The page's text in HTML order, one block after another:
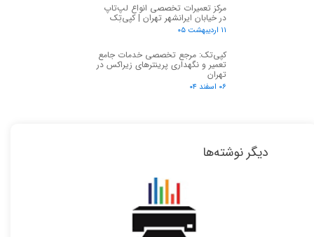
مرکز تعمیرات تخصصی انواع لپ‌تاپ
در خیابان ایرانشهر تهران | کپی‌تِک
۱۱ اردیبهشت ۰۵
کپی‌تک: مرجع تخصصی خدمات جامع
تعمیر و نگهداری پرینترهای زیراکس در
تهران
۰۶ اسفند ۰۴
دیگر نوشته‌ها